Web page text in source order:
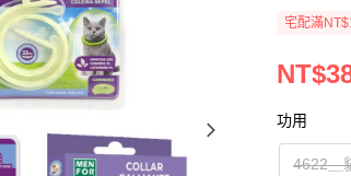
宅配滿
功用
4622＿